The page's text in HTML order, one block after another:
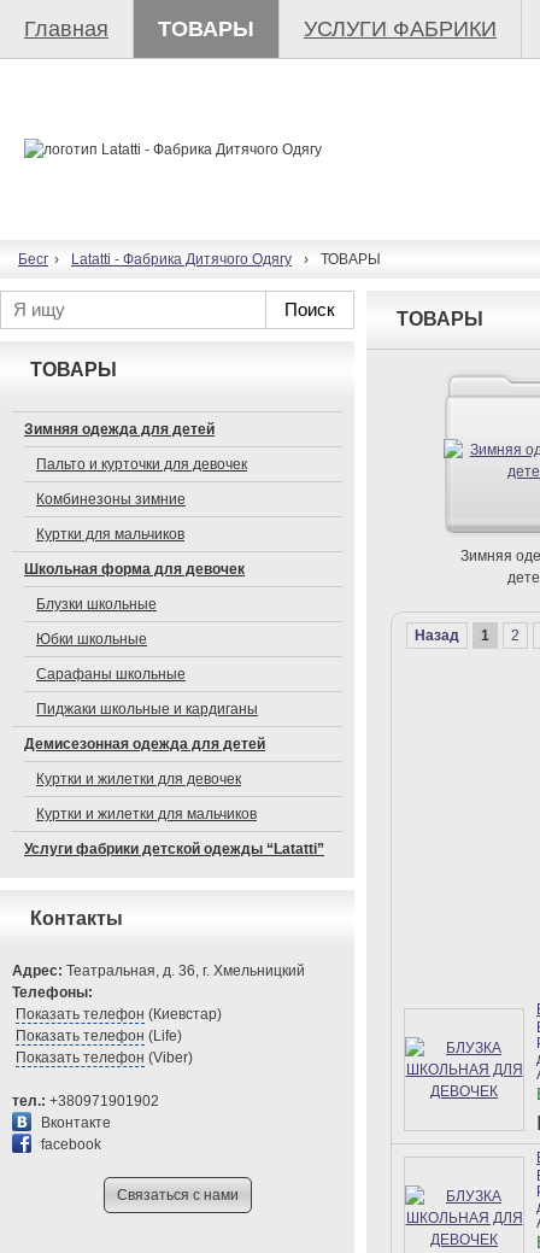
Главная ТОВАРЫ УСЛУГИ ФАБРИКИ
Бесплатный конструктор сайтов в Украине
› Latatti - Фабрика Дитячого Одягу › ТОВАРЫ
Поиск
ТОВАРЫ
Зимняя одежда для детей
Пальто и курточки для девочек
Комбинезоны зимние
Куртки для мальчиков
Школьная форма для девочек
Блузки школьные
Юбки школьные
Сарафаны школьные
Пиджаки школьные и кардиганы
Демисезонная одежда для детей
Куртки и жилетки для девочек
Куртки и жилетки для мальчиков
Услуги фабрики детской одежды “Latatti”
Контакты
Адрес: Театральная, д. 36, г. Хмельницкий
Телефоны:
Показать телефон (Киевстар)
Показать телефон (Life)
Показать телефон (Viber)
тел.: +380971901902
Вконтакте
facebook
Связаться с нами
ТОВАРЫ
Зимняя
Назад 1 2